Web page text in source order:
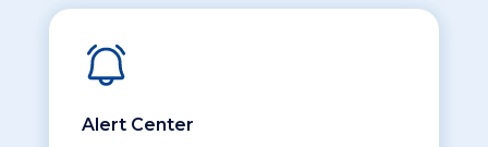
Alert Center